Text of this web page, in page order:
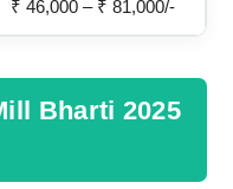
₹ 46,000 – ₹ 81,000/-
Bharti 2025